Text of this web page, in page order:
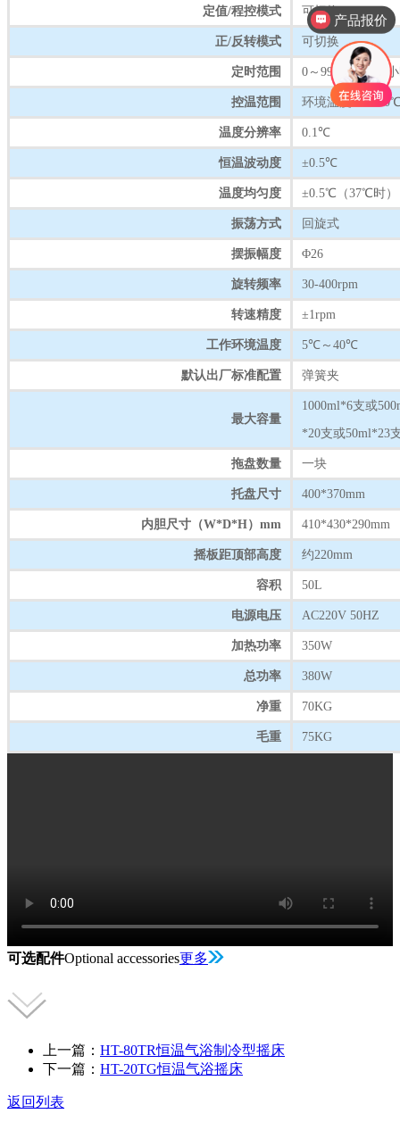
定值/程控模式 可切换
正/反转模式 可切换
定时范围 0～9999（分钟/
控温范围 环境温度+5～
温度分辨率 0.1℃
恒温波动度 ±0.5℃
温度均匀度 ±0.5℃（37℃时）
振荡方式 回旋式
摆振幅度 Φ26
旋转频率 30-400rpm
转速精度 ±1rpm
工作环境温度 5℃～40℃
默认出厂标准配置 弹簧夹
最大容量
1000ml*6支或
*20支或50ml*23
拖盘数量 一块
托盘尺寸 400*370mm
内胆尺寸（W*D*H）mm 410*430*290mm
摇板距顶部高度 约220mm
容积 50L
电源电压 AC220V 50HZ
加热功率 350W
总功率 380W
净重 70KG
毛重 75KG
可选配件Optional accessories更多
上一篇： HT-80TR恒温气浴制冷型摇床
下一篇： HT-20TG恒温气浴摇床
返回列表
产品报价